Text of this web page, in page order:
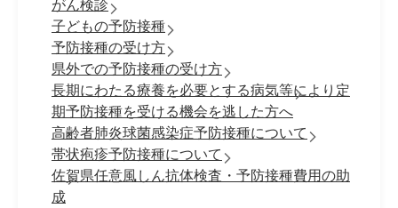
がん検診
子どもの予防接種
予防接種の受け方
県外での予防接種の受け方
長期にわたる療養を必要とする病気等により定
期予防接種を受ける機会を逃した方へ
高齢者肺炎球菌感染症予防接種について
帯状疱疹予防接種について
佐賀県任意風しん抗体検査・予防接種費用の助
成